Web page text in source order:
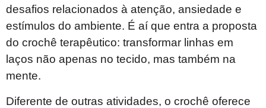
desafios relacionados à atenção, ansiedade e
estímulos do ambiente. É aí que entra a proposta
do crochê terapêutico: transformar linhas em
laços não apenas no tecido, mas também na
mente.
Diferente de outras atividades, o crochê oferece